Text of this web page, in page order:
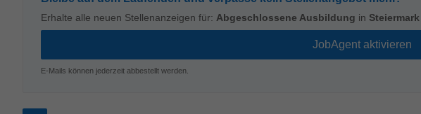
Erhalte alle neuen Stellenanzeigen für: Abgeschlossene Ausbildung in Steiermark
E-Mails können jederzeit abbestellt werden.